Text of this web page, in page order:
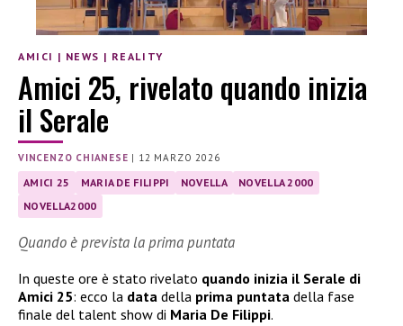
AMICI | NEWS | REALITY
Amici 25, rivelato quando inizia
il Serale
VINCENZO CHIANESE | 12 MARZO 2026
AMICI 25 MARIA DE FILIPPI NOVELLA
NOVELLA 2000
NOVELLA2000
Quando è prevista la prima puntata
In queste ore è stato rivelato quando inizia il Serale di
Amici 25: ecco la data della prima puntata della fase
finale del talent show di Maria De Filippi.